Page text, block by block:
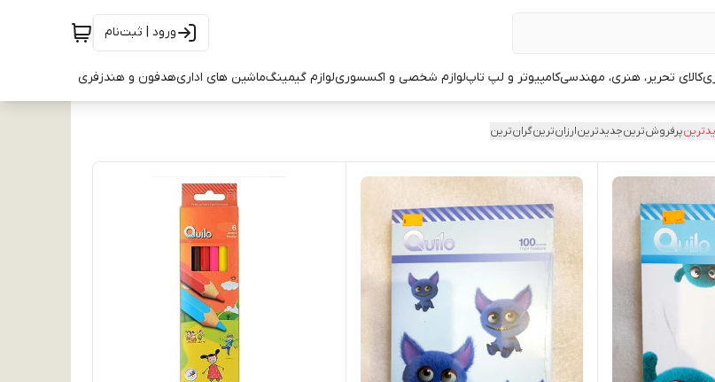
ورود | ثبت‌نام
کالای تحریر، هنری، مهندسیکامپیوتر و لپ تاپلوازم شخصی و اکسسوریلوازم گیمینگماشین های اداریهدفون و هندزفری
پرفروش‌ترینجدیدترینارزان‌ترینگران‌ترین